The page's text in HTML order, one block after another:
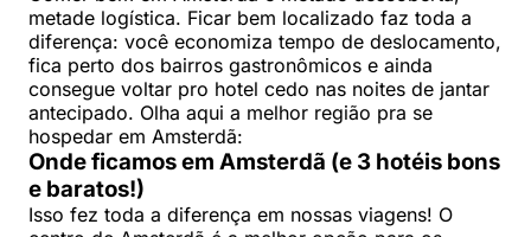
metade logística. Ficar bem localizado faz toda a
diferença: você economiza tempo de deslocamento,
fica perto dos bairros gastronômicos e ainda
consegue voltar pro hotel cedo nas noites de jantar
antecipado. Olha aqui a melhor região pra se
hospedar em Amsterdã:
Onde ficamos em Amsterdã (e 3 hotéis bons
e baratos!)
Isso fez toda a diferença em nossas viagens! O